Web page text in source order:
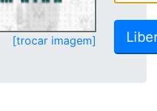
[trocar imagem]